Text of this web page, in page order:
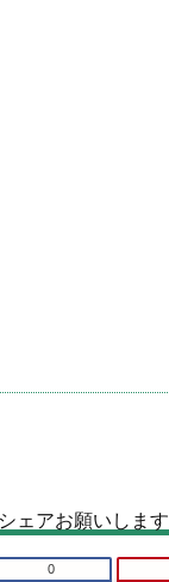
ェアお願いします
0